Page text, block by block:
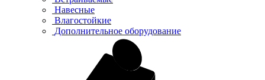
Навесные
Влагостойкие
Дополнительное оборудование